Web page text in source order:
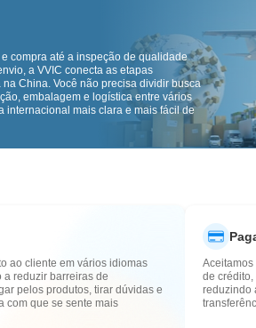
compra até a inspeção de qualidade
a VVIC conecta as etapas
China. Você não precisa dividir busca
embalagem e logística entre vários
internacional mais clara e mais fácil de
ao cliente em vários idiomas
reduzir barreiras de
pelos produtos, tirar dúvidas e
com que se sente mais
de crédito,
reduzindo